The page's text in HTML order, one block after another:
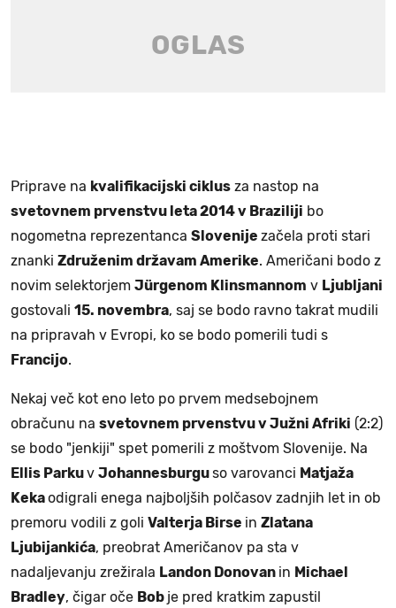
Priprave na kvalifikacijski ciklus za nastop na
svetovnem prvenstvu leta 2014 v Braziliji bo
nogometna reprezentanca Slovenije začela proti stari
znanki Združenim državam Amerike. Američani bodo z
novim selektorjem Jürgenom Klinsmannom v Ljubljani
gostovali 15. novembra, saj se bodo ravno takrat mudili
na pripravah v Evropi, ko se bodo pomerili tudi s
Francijo.
Nekaj več kot eno leto po prvem medsebojnem
obračunu na svetovnem prvenstvu v Južni Afriki (2:2)
se bodo "jenkiji" spet pomerili z moštvom Slovenije. Na
Ellis Parkuv Johannesburguso varovanci Matjaža
Kekaodigrali enega najboljših polčasov zadnjih let in ob
premoru vodili z goli Valterja Birse in Zlatana
Ljubijankića, preobrat Američanov pa sta v
nadaljevanju zrežirala Landon Donovan in Michael
Bradley, čigar oče Bob je pred kratkim zapustil